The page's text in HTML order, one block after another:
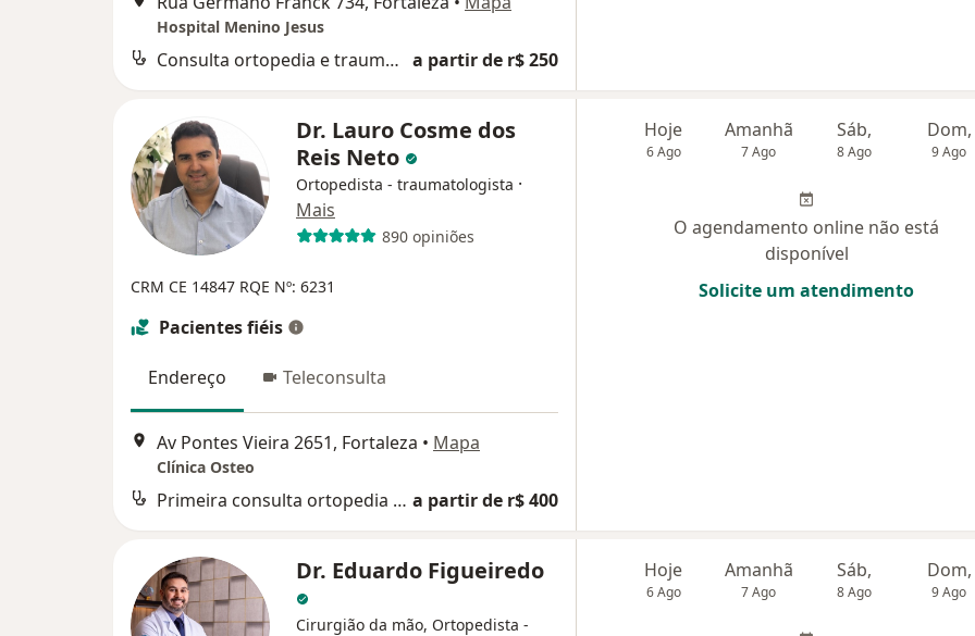
Hospital Menino Jesus
Consulta ortopedia e traumatologia a partir de r$ 250
Dr. Lauro Cosme dos
Reis Neto
Ortopedista - traumatologista ·
Mais
890 opiniões
CRM CE 14847 RQE Nº: 6231
Pacientes fiéis
Endereço Teleconsulta
Av Pontes Vieira 2651, Fortaleza • Mapa
Clínica Osteo
Primeira consulta ortopedia e traumatologia a partir de r$ 400
Hoje
6 Ago
Amanhã
7 Ago
Sáb,
8 Ago
Dom,
9 Ago
O agendamento online não está
disponível
Solicite um atendimento
Dr. Eduardo Figueiredo
Cirurgião da mão, Ortopedista -
Hoje
6 Ago
Amanhã
7 Ago
Sáb,
8 Ago
Dom,
9 Ago